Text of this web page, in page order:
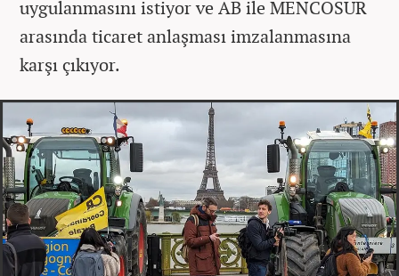
uygulanmasını istiyor ve AB ile MENCOSUR
arasında ticaret anlaşması imzalanmasına
karşı çıkıyor.